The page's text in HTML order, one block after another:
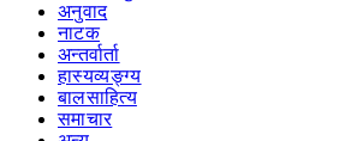
अनुवाद
नाटक
अन्तर्वार्ता
हास्यव्यङ्ग्य
बालसाहित्य
समाचार